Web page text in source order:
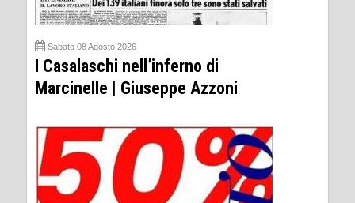
Sabato 08 Agosto 2026
I Casalaschi nell’inferno di
Marcinelle | Giuseppe Azzoni